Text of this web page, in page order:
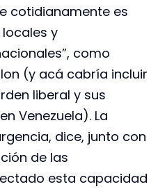
cotidianamente es
y
como
(y acá cabría incluir
liberal y sus
Venezuela). La
dice, junto con
de las
esta capacidad